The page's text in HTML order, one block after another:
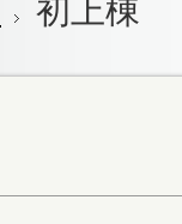
初上棟